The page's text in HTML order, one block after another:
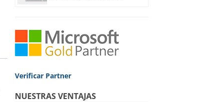
194,90€.
Verificar Partner
NUESTRAS VENTAJAS